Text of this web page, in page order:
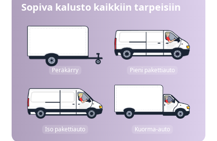
Sopiva kalusto kaikkiin tarpeisiin
Peräkärry Pieni pakettiauto
Iso pakettiauto Kuorma-auto